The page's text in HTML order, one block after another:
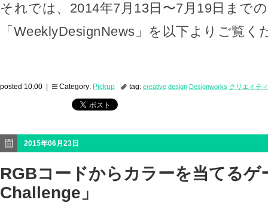
それでは、2014年7月13日〜7月19日までの
「WeeklyDesignNews」を以下よりご覧く
posted 10:00 | Category: Pickup tag: creative design Designworks クリエイテ
2015年06月23日
RGBコードからカラーを当てるゲ
Challenge」